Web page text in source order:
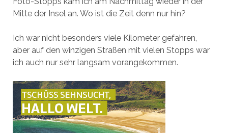
Mitte der Insel an. Wo ist die Zeit denn nur hin?
Ich war nicht besonders viele Kilometer gefahren,
aber auf den winzigen Straßen mit vielen Stopps war
ich auch nur sehr langsam vorangekommen.